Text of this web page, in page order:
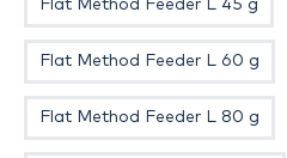
Flat Method Feeder L 45 g
Flat Method Feeder L 60 g
Flat Method Feeder L 80 g